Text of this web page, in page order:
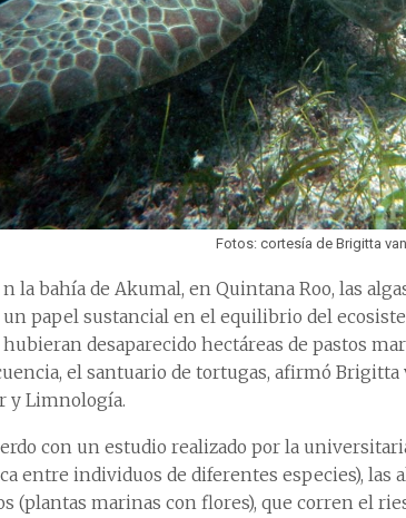
Fotos: cortesía de Brigitta
n la bahía de Akumal, en Quintana Roo, las
un papel sustancial en el equilibrio del
hubieran desaparecido hectáreas de pastos
el santuario de tortugas, afirmó
y Limnología.
con un estudio realizado por la
entre individuos de diferentes especies), las
(plantas marinas con flores), que corren el